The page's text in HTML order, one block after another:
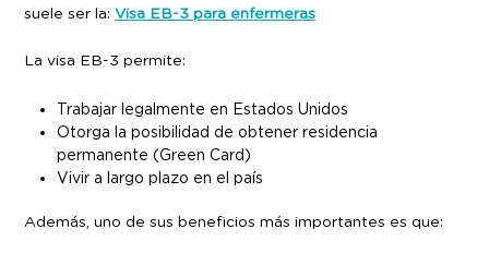
suele ser la: Visa EB-3 para enfermeras
La visa EB-3 permite:
Trabajar legalmente en Estados Unidos
Otorga la posibilidad de obtener residencia
permanente (Green Card)
Vivir a largo plazo en el país
Además, uno de sus beneficios más importantes es que: